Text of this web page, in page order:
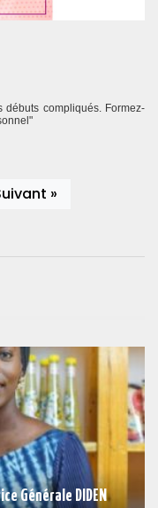
compliqués. Formez-
»
Générale DIDEN